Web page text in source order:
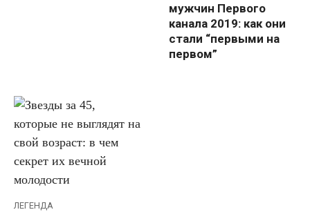
мужчин Первого
канала 2019: как они
стали “первыми на
первом”
ЛЕГЕНДА